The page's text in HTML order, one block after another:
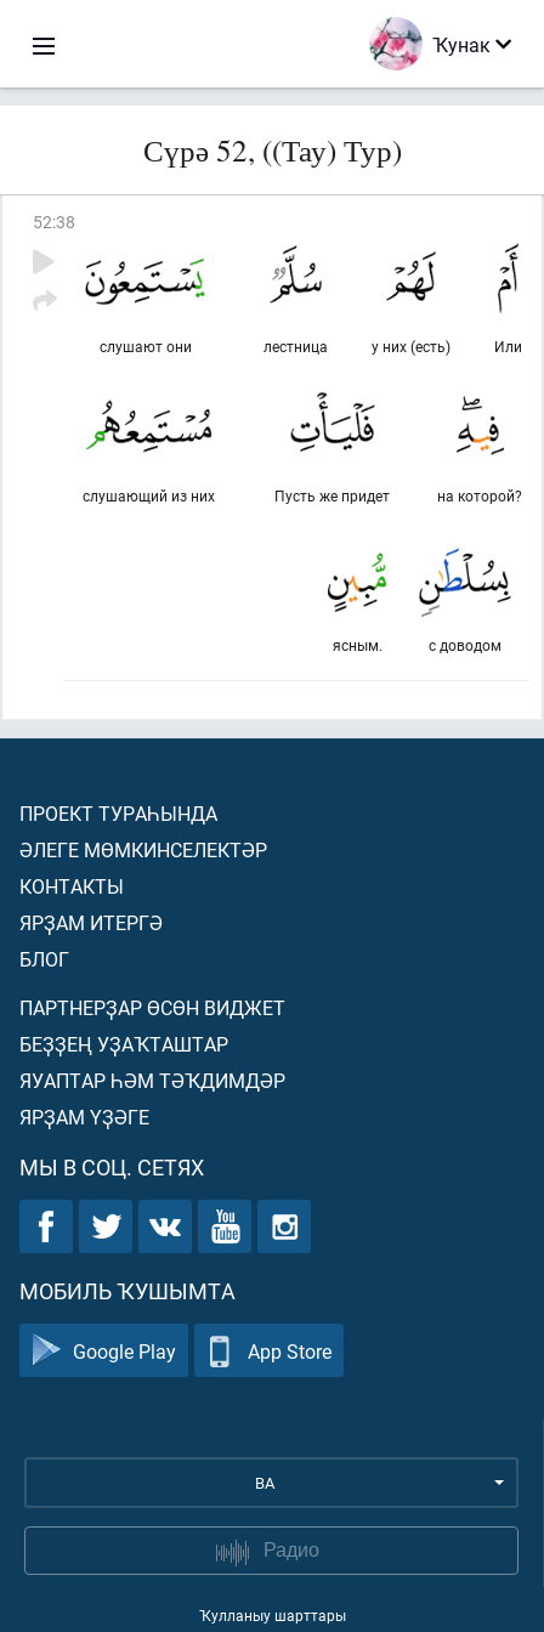
Ҡунак
Сүрә 52, ((Тау) Тур)
52:38
Или
у них (есть)
лестница
слушают они
на которой?
Пусть же придет
слушающий из них
с доводом
ясным.
ПРОЕКТ ТУРАҺЫНДА
ӘЛЕГЕ МӨМКИНСЕЛЕКТӘР
КОНТАКТЫ
ЯРҘАМ ИТЕРГӘ
БЛОГ
ПАРТНЕРҘАР ӨСӨН ВИДЖЕТ
БЕҘҘЕҢ УҘАҠТАШТАР
ЯУАПТАР ҺӘМ ТӘҠДИМДӘР
ЯРҘАМ ҮҘӘГЕ
МЫ В СОЦ. СЕТЯХ
МОБИЛЬ ҠУШЫМТА
Google Play App Store
BA
Радио
Ҡулланыу шарттары